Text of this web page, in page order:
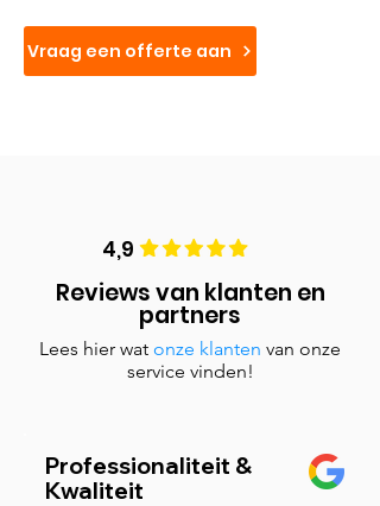
Vraag een offerte aan
4,9
Reviews van klanten en
partners
Lees hier wat onze klanten van onze
service vinden!
Professionaliteit &
Kwaliteit